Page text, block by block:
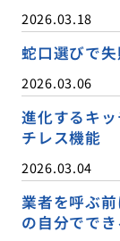
2026.03.18
蛇口選びで
2026.03.06
進化するキ
チレス機能
2026.03.04
業者を呼ぶ
の自分でで